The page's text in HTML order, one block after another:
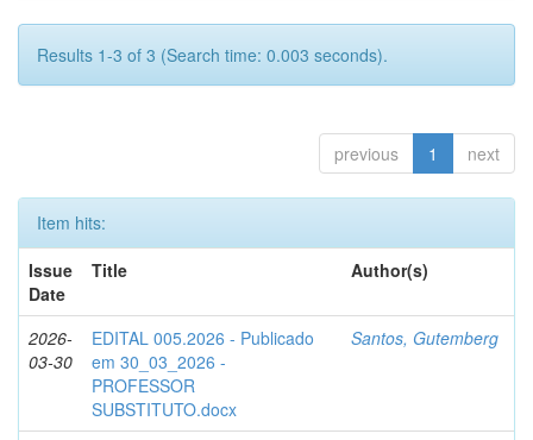
Results 1-3 of 3 (Search time: 0.003 seconds).
previous 1 next
Item hits:
Issue
Date
Title Author(s)
2026-
03-30
EDITAL 005.2026 - Publicado
em 30_03_2026 -
PROFESSOR
SUBSTITUTO.docx
Santos, Gutemberg